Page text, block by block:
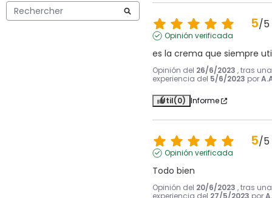
5/5
Opinión verificada
es la crema que siempre
Opinión del 26/6/2023 , tras una
experiencia del 5/6/2023 por
Útil(0) Informe
5/5
Opinión verificada
Todo bien
Opinión del 20/6/2023 , tras una